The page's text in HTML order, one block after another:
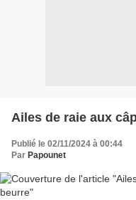
Ailes de raie aux
Publié le 02/11/2024 à 00:44
Par Papounet